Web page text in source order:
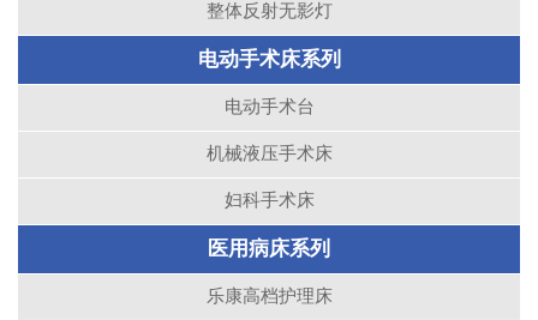
整体反射无影灯
电动手术床系列
电动手术台
机械液压手术床
妇科手术床
医用病床系列
乐康高档护理床